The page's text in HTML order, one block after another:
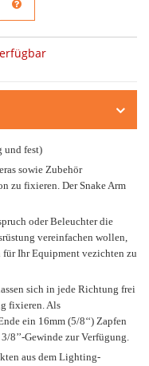
und fest)
sowie Zubehör
zu fixieren. Der Snake Arm
oder Beleuchter die
vereinfachen wollen,
Ihr Equipment vezichten zu
sich in jede Richtung frei
fixieren. Als
ein 16mm (5/8‘‘) Zapfen
8’’-Gewinde zur Verfügung.
aus dem Lighting-